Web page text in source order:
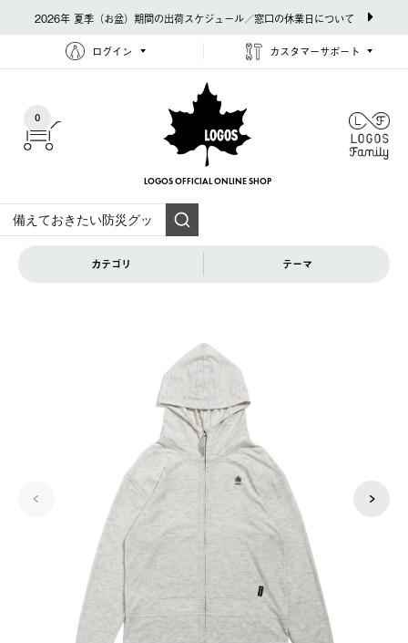
2026年 夏季（お盆）期間の出荷スケジュール／窓口の休業日について
ログイン カスタマーサポート
0
LOGOS OFFICIAL ONLINE SHOP
カテゴリ テーマ